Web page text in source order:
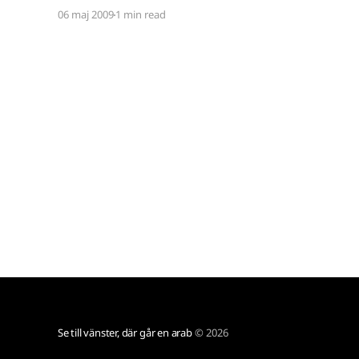
hänger med i diskussionen - ställer mig på
06 maj 20091 min read
Se till vänster, där går en arab© 2026